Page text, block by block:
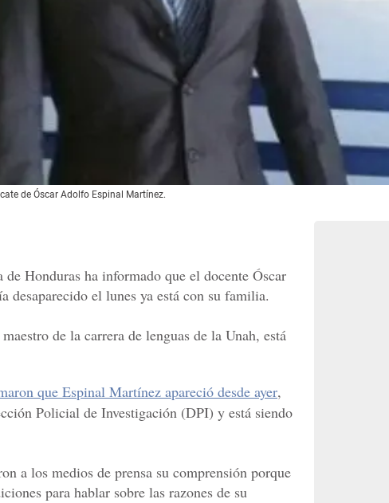
de Óscar Adolfo Espinal Martínez.
Honduras ha informado que el docente Óscar
el lunes ya está con su familia.
de la carrera de lenguas de la Unah, está
que Espinal Martínez apareció desde ayer,
Policial de Investigación (DPI) y está siendo
a los medios de prensa su comprensión porque
para hablar sobre las razones de su